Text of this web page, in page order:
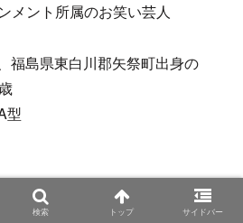
メント所属のお笑い芸人
福島県東白川郡矢祭町出身の
型
ひろき）
検索 トップ サイドバー